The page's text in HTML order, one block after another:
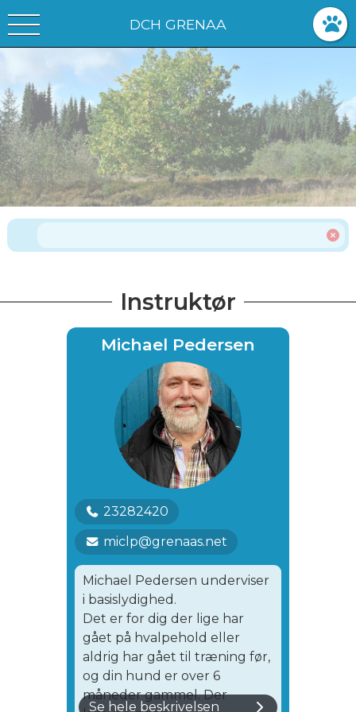
DCH GRENAA
Instruktør
Michael Pedersen
23282420
miclp@grenaas.net
Michael Pedersen underviser
i basislydighed.
Det er for dig der lige har
gået på hvalpehold eller
aldrig har gået til træning før,
og din hund er over 6
måneder gammel. Der
Se hele beskrivelsen